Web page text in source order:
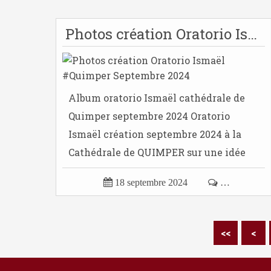
Photos création Oratorio Ismaël #Quimper Septembre 2024
Album oratorio Ismaël cathédrale de
Quimper septembre 2024 Oratorio
Ismaël création septembre 2024 à la
Cathédrale de QUIMPER sur une idée
et...
 18 septembre 2024  …
<< <